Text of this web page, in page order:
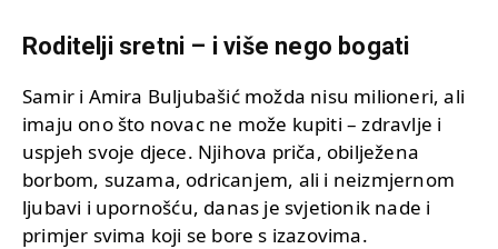
Roditelji sretni – i više nego bogati
Samir i Amira Buljubašić možda nisu milioneri, ali
imaju ono što novac ne može kupiti – zdravlje i
uspjeh svoje djece. Njihova priča, obilježena
borbom, suzama, odricanjem, ali i neizmjernom
ljubavi i upornošću, danas je svjetionik nade i
primjer svima koji se bore s izazovima.